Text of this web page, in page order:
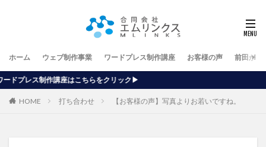
ホーム ウェブ制作事業 ワードプレス制作講座 お客様の声 前田が行
をクリック▶
HOME 打ち合わせ 【お客様の声】写真よりお若いですね。